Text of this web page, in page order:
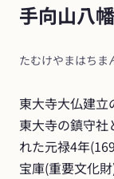
手向山八
たむけやまはちま
東大寺大仏建立
東大寺の鎮守社
れた元禄4年
宝庫(重要文化